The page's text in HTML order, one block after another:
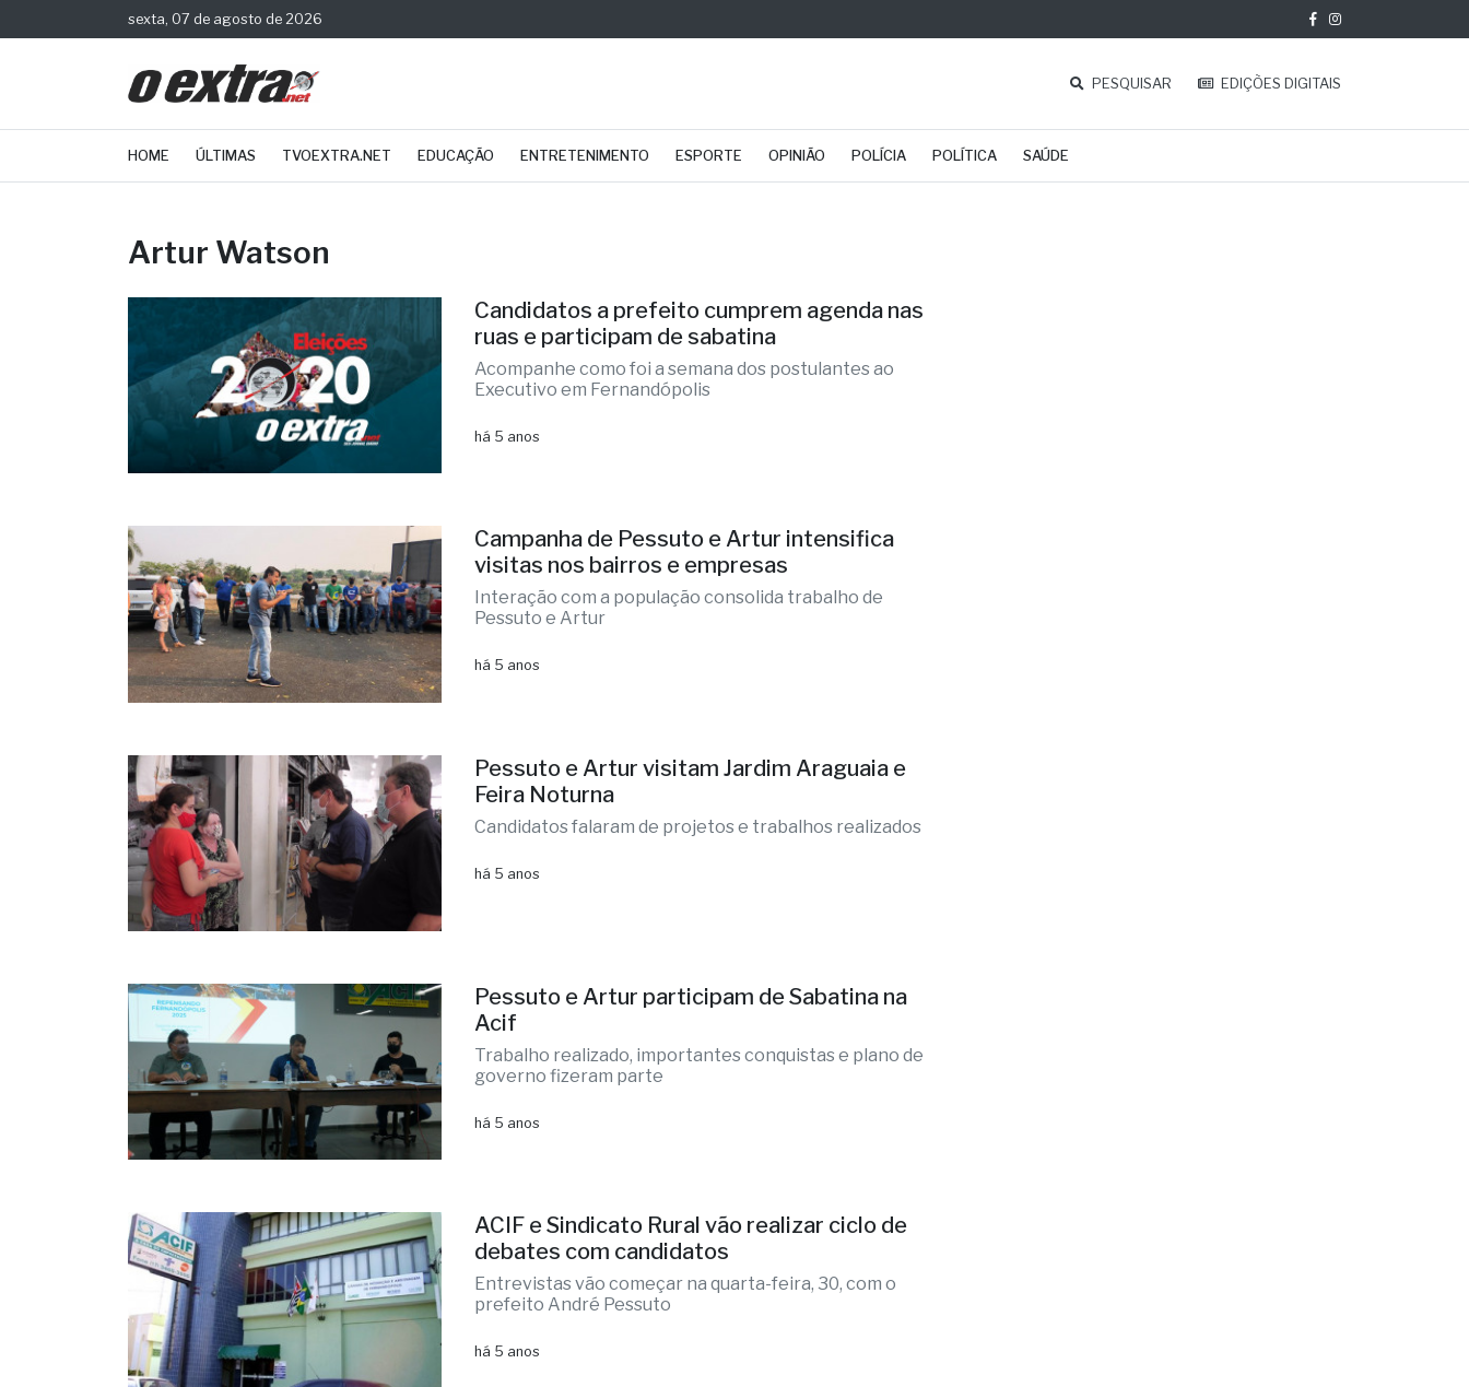
sexta, 07 de agosto de 2026
PESQUISAR EDIÇÕES DIGITAIS
HOME ÚLTIMAS TVOEXTRA.NET EDUCAÇÃO ENTRETENIMENTO ESPORTE OPINIÃO POLÍCIA POLÍTICA SAÚDE
Artur Watson
Candidatos a prefeito cumprem agenda nas
ruas e participam de sabatina
Acompanhe como foi a semana dos postulantes ao
Executivo em Fernandópolis
há 5 anos
Campanha de Pessuto e Artur intensifica
visitas nos bairros e empresas
Interação com a população consolida trabalho de
Pessuto e Artur
há 5 anos
Pessuto e Artur visitam Jardim Araguaia e
Feira Noturna
Candidatos falaram de projetos e trabalhos realizados
há 5 anos
Pessuto e Artur participam de Sabatina na
Acif
Trabalho realizado, importantes conquistas e plano de
governo fizeram parte
há 5 anos
ACIF e Sindicato Rural vão realizar ciclo de
debates com candidatos
Entrevistas vão começar na quarta-feira, 30, com o
prefeito André Pessuto
há 5 anos